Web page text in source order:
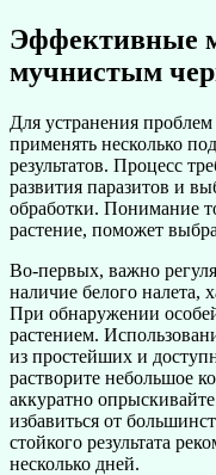
Эффективные
мучнистым
Для устранения
применять несколько
результатов. Процесс
развития паразитов и
обработки. Понимание
растение, поможет
Во-первых, важно
наличие белого налета,
При обнаружении
растением.
из простейших и
растворите небольшое
аккуратно
избавиться от
стойкого результата
несколько дней.